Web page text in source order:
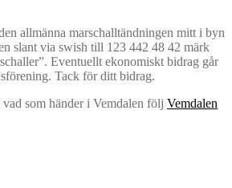
allmänna marschalltändningen mitt i byn
slant via swish till 123 442 48 42 märk
Eventuellt ekonomiskt bidrag går
Tack för ditt bidrag.
som händer i Vemdalen följ Vemdalen